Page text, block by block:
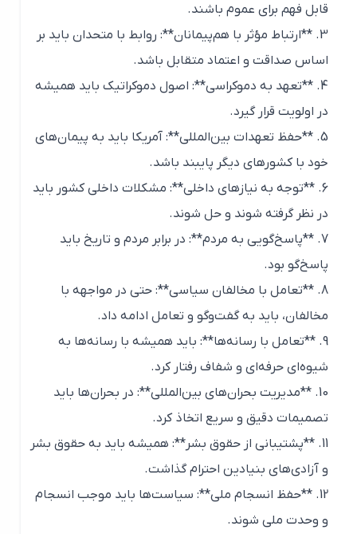
قابل فهم برای عموم باشند.
3. **ارتباط مؤثر با هم‌پیمانان**: روابط با متحدان باید بر
اساس صداقت و اعتماد متقابل باشد.
4. **تعهد به دموکراسی**: اصول دموکراتیک باید همیشه
در اولویت قرار گیرد.
5. **حفظ تعهدات بین‌المللی**: آمریکا باید به پیمان‌های
خود با کشورهای دیگر پایبند باشد.
6. **توجه به نیازهای داخلی**: مشکلات داخلی کشور باید
در نظر گرفته شوند و حل شوند.
7. **پاسخ‌گویی به مردم**: در برابر مردم و تاریخ باید
پاسخ‌گو بود.
8. **تعامل با مخالفان سیاسی**: حتی در مواجهه با
مخالفان، باید به گفت‌وگو و تعامل ادامه داد.
9. **تعامل با رسانه‌ها**: باید همیشه با رسانه‌ها به
شیوه‌ای حرفه‌ای و شفاف رفتار کرد.
10. **مدیریت بحران‌های بین‌المللی**: در بحران‌ها باید
تصمیمات دقیق و سریع اتخاذ کرد.
11. **پشتیبانی از حقوق بشر**: همیشه باید به حقوق بشر
و آزادی‌های بنیادین احترام گذاشت.
12. **حفظ انسجام ملی**: سیاست‌ها باید موجب انسجام
و وحدت ملی شوند.